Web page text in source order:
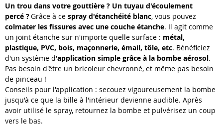
Un trou dans votre gouttière ? Un tuyau d'écoulement
percé ?Grâce à ce spray d'étanchéité blanc, vous pouvez
colmater les fissures avec une couche étanche. Il agit comme
un joint étanche sur n'importe quelle surface : métal,
plastique, PVC, bois, maçonnerie, émail, tôle, etc. Bénéficiez
d'un système d'application simple grâce à la bombe aérosol.
Pas besoin d'être un bricoleur chevronné, et même pas besoin
de pinceau !
Conseils pour l'application : secouez vigoureusement la bombe
jusqu'à ce que la bille à l'intérieur devienne audible. Après
avoir utilisé le spray, retournez la bombe et pulvérisez un coup
vers le bas.